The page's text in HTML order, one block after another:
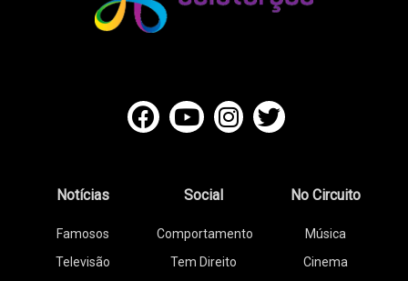
Notícias
Famosos
Televisão
Social
Comportamento
Tem Direito
No Circuito
Música
Cinema